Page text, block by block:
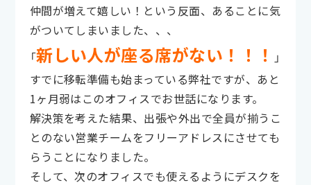
仲間が増えて嬉しい！という反面、あることに気
がついてしまいました、、、
「新しい人が座る席がない！！！
」
すでに移転準備も始まっている弊社ですが、あと
1ヶ月弱はこのオフィスでお世話になります。
解決策を考えた結果、出張や外出で全員が揃うこ
とのない営業チームをフリーアドレスにさせても
らうことになりました。
そして、次のオフィスでも使えるようにデスクを